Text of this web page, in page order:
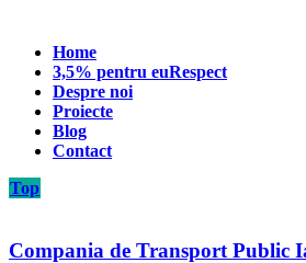
Home
3,5% pentru euRespect
Despre noi
Proiecte
Blog
Contact
Top
Compania de Transport Public